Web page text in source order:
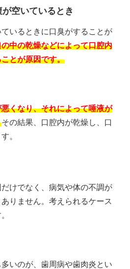
空いているとき
いるときに口臭がすることが
の中の乾燥などによって口腔内
とが原因です。
くなり、それによって唾液が
その結果、口腔内が乾燥し、口
。
けでなく、病気や体の不調が
りません。考えられるケース
いのが、歯周病や歯肉炎とい